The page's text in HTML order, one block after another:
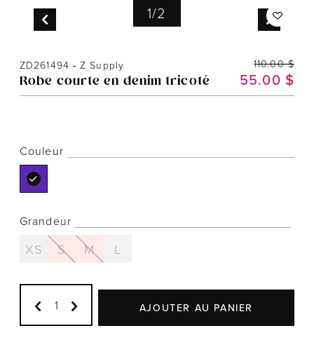
Chaussures
Notre histoire
Politiques et conditions d'achats
1/2
ZD261494 - Z Supply
Robe courte en denim tricoté 55.00 $
110.00 $
Couleur
Grandeur
XS S M L
AJOUTER AU PANIER